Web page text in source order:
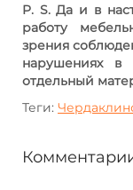
P. S. Да и в
работу
зрения
нарушениях в
отдельный
Теги: